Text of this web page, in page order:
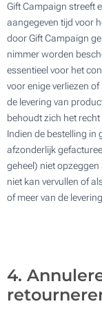
Gift Campaign streeft
aangegeven tijd voor
door Gift Campaign
nimmer worden
essentieel voor het
voor enige verliezen
de levering van
behoudt zich het
Indien de bestelling in
afzonderlijk
geheel) niet opzeggen
niet kan vervullen of
of meer van de
4.